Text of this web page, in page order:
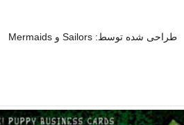
طراحی شده توسط: Sailors و Mermaids